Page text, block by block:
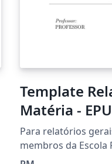
Template
Matéria -
Para relatórios
membros da Escola
Universidade de São